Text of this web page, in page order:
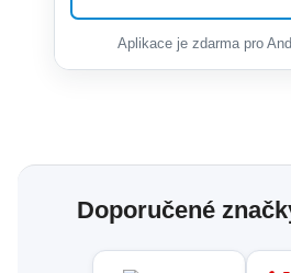
Aplikace je zdarma pro
Doporučené